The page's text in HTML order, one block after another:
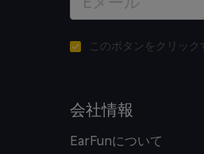
このボタンをクリック
会社情報
EarFunについて